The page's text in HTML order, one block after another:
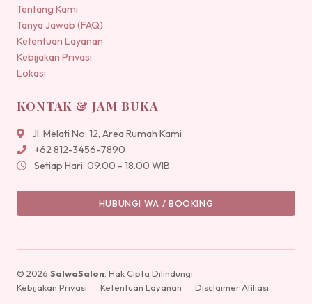
Tentang Kami
Tanya Jawab (FAQ)
Ketentuan Layanan
Kebijakan Privasi
Lokasi
KONTAK & JAM BUKA
Jl. Melati No. 12, Area Rumah Kami
+62 812-3456-7890
Setiap Hari: 09.00 - 18.00 WIB
HUBUNGI WA / BOOKING
© 2026 SalwaSalon . Hak Cipta Dilindungi.
Kebijakan Privasi
Ketentuan Layanan Disclaimer Afiliasi